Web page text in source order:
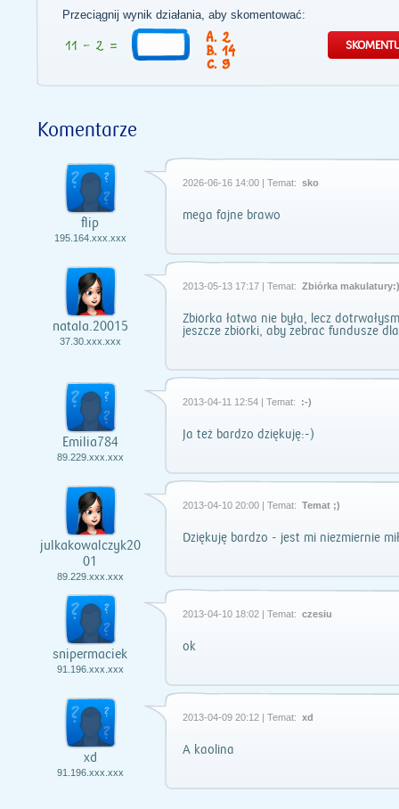
Przeciągnij wynik działania, aby skomentować:
2
14
9
Komentarze
flip
195.164.xxx.xxx
2026-06-16 14:00 | Temat: sko
mega fajne brawo
natala.20015
37.30.xxx.xxx
2013-05-13 17:17 | Temat: Zbiórka makulatury:)
Zbiórka łatwa nie była, lecz
jeszcze zbiórki, aby zebrać fundusze
Emilia784
89.229.xxx.xxx
2013-04-11 12:54 | Temat: :-)
Ja też bardzo dziękuję:-)
julkakowalczyk20
01
89.229.xxx.xxx
2013-04-10 20:00 | Temat: Temat ;)
Dziękuję bardzo - jest mi niezmiernie
snipermaciek
91.196.xxx.xxx
2013-04-10 18:02 | Temat: czesiu
ok
xd
91.196.xxx.xxx
2013-04-09 20:12 | Temat: xd
A kaolina